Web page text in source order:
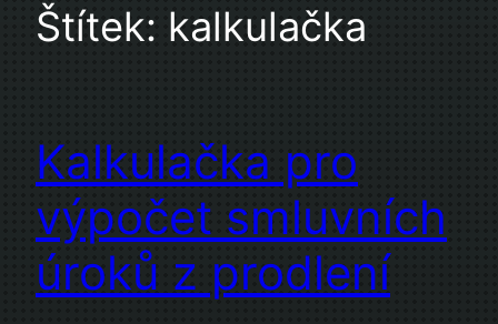
Štítek: kalkulačka
Kalkulačka pro
výpočet smluvních
úroků z prodlení